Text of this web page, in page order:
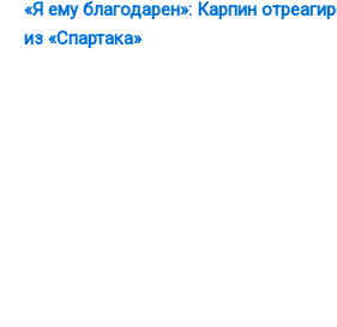
«Я ему благодарен»: Карпин
из «Спартака»